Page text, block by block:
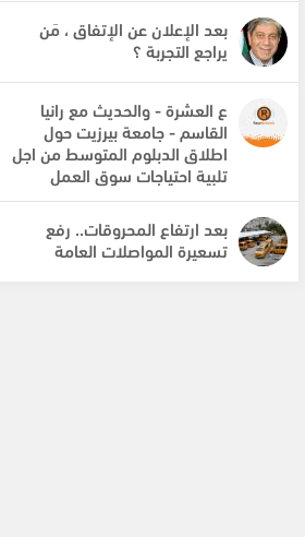
بعد الإعلان عن الإتفاق ، مَن
يراجع التجربة ؟
ع العشرة - والحديث مع رانيا
القاسم - جامعة بيرزيت حول
اطلاق الدبلوم المتوسط من اجل
تلبية احتياجات سوق العمل
بعد ارتفاع المحروقات.. رفع
تسعيرة المواصلات العامة